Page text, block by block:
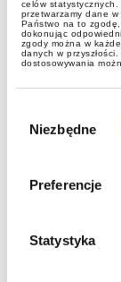
celów
przetwarzamy dane
Państwo na to
dokonując
zgody można w
danych w
dostosowywania
zgody
Niezbędne
Preferencje
Statystyka
2023 –